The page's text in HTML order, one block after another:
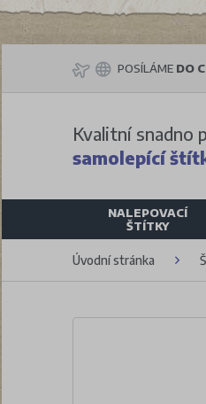
POSÍLÁME DO
Kvalitní snadno
samolepící
NALEPOVACÍ
ŠTÍTKY
Úvodní stránka